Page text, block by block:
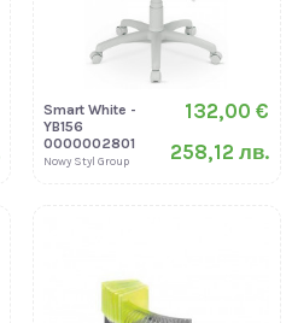
Smart White -
YB156
0000002801
Nowy Styl Group
132,00 €
258,12 лв.